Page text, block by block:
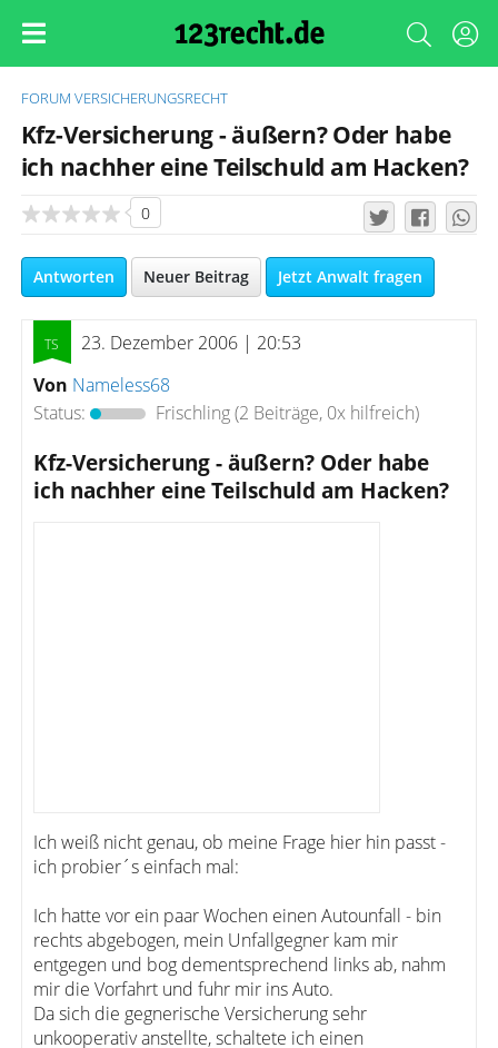
FORUM VERSICHERUNGSRECHT
Kfz-Versicherung - äußern? Oder habe
ich nachher eine Teilschuld am Hacken?
0
Antworten Neuer Beitrag Jetzt Anwalt fragen
23. Dezember 2006 | 20:53
Von Nameless68
Status:
Frischling(2 Beiträge, 0x hilfreich)
Kfz-Versicherung - äußern? Oder habe
ich nachher eine Teilschuld am Hacken?
Ich weiß nicht genau, ob meine Frage hier hin passt -
ich probier´s einfach mal:
Ich hatte vor ein paar Wochen einen Autounfall - bin
rechts abgebogen, mein Unfallgegner kam mir
entgegen und bog dementsprechend links ab, nahm
mir die Vorfahrt und fuhr mir ins Auto.
Da sich die gegnerische Versicherung sehr
unkooperativ anstellte, schaltete ich einen